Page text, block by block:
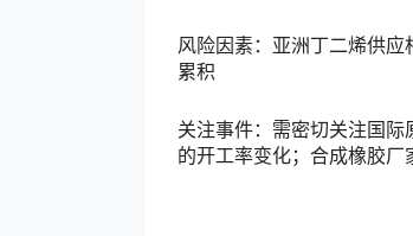
风险因素：亚洲丁二烯供
累积
关注事件：需密切关注国
的开工率变化；合成橡胶厂